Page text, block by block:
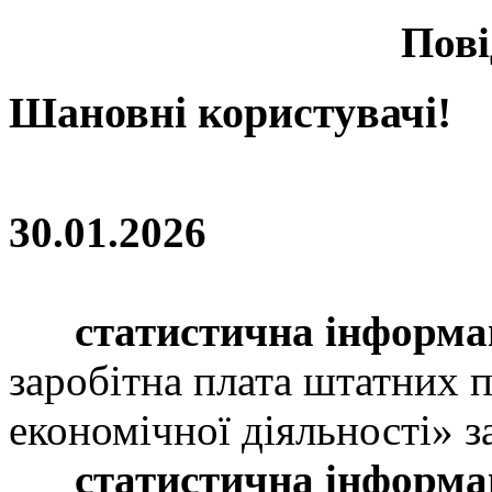
Шановні користувачі!
30.01.2026
статистична
заробітна плата штатних
економічної діяльності»
статистична